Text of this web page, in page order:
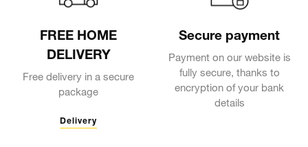
FREE HOME
DELIVERY
Free delivery in a secure
package
Delivery
Secure payment
Payment on our website is
fully secure, thanks to
encryption of your bank
details